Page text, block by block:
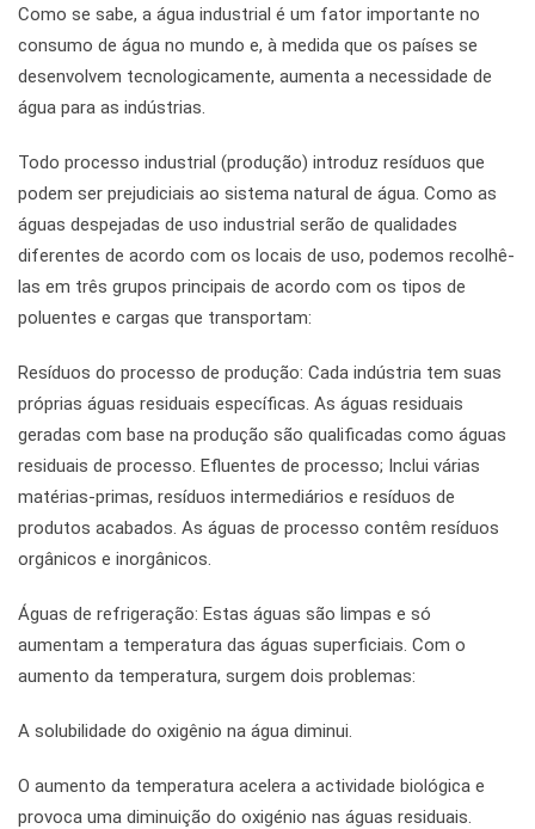
Como se sabe, a água industrial é um fator importante no
consumo de água no mundo e, à medida que os países se
desenvolvem tecnologicamente, aumenta a necessidade de
água para as indústrias.
Todo processo industrial (produção) introduz resíduos que
podem ser prejudiciais ao sistema natural de água. Como as
águas despejadas de uso industrial serão de qualidades
diferentes de acordo com os locais de uso, podemos recolhê-
las em três grupos principais de acordo com os tipos de
poluentes e cargas que transportam:
Resíduos do processo de produção: Cada indústria tem suas
próprias águas residuais específicas. As águas residuais
geradas com base na produção são qualificadas como águas
residuais de processo. Efluentes de processo; Inclui várias
matérias-primas, resíduos intermediários e resíduos de
produtos acabados. As águas de processo contêm resíduos
orgânicos e inorgânicos.
Águas de refrigeração: Estas águas são limpas e só
aumentam a temperatura das águas superficiais. Com o
aumento da temperatura, surgem dois problemas:
A solubilidade do oxigênio na água diminui.
O aumento da temperatura acelera a actividade biológica e
provoca uma diminuição do oxigénio nas águas residuais.